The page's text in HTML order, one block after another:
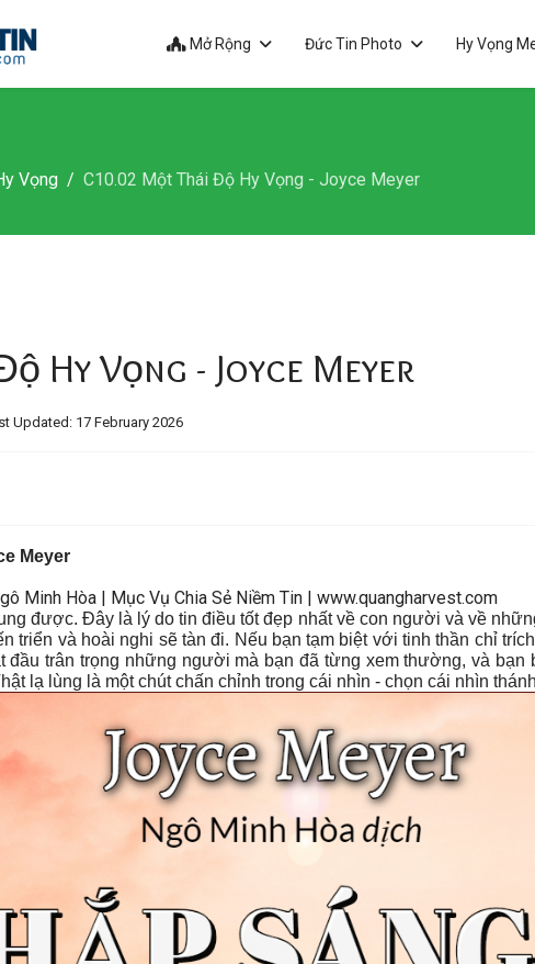
Mở Rộng Đức Tin Photo Hy Vọng
Vọng C10.02 Một Thái Độ Hy Vọng - Joyce Meyer
Hy Vọng - Joyce Meyer
Updated: 17 February 2026
Meyer
Minh Hòa | Mục Vụ Chia Sẻ Niềm Tin | www.quangharvest.com
được. Đây là lý do tin điều tốt đẹp nhất về con người và về
triển và hoài nghi sẽ tàn đi. Nếu bạn tạm biệt với tinh thần chỉ
trân trọng những người mà bạn đã từng xem thường, và
lạ lùng là một chút chấn chỉnh trong cái nhìn - chọn cái nhìn